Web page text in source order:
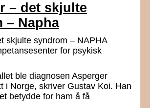
– det skjulte
– Napha
skjulte syndrom – NAPHA
for psykisk
ble diagnosen Asperger
i Norge, skriver Gustav Koi. Han
betydde for ham å få